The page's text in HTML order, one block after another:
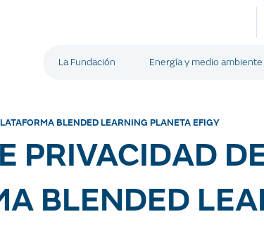
La Fundación Energía y medio ambiente
BLENDED LEARNING PLANETA EFIGY
PRIVACIDAD
BLENDED